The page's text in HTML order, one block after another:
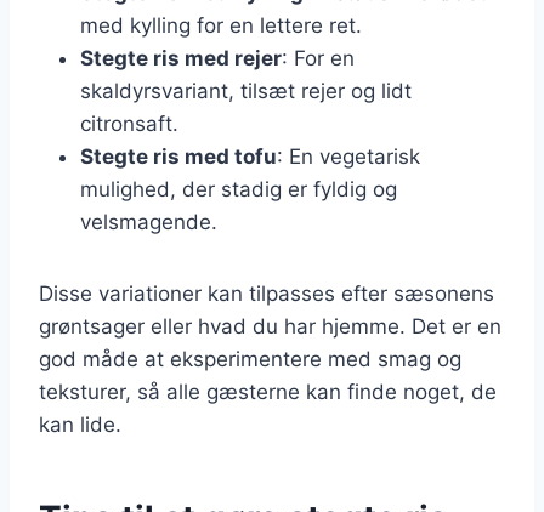
med kylling for en lettere ret.
Stegte ris med rejer: For en
skaldyrsvariant, tilsæt rejer og lidt
citronsaft.
Stegte ris med tofu: En vegetarisk
mulighed, der stadig er fyldig og
velsmagende.
Disse variationer kan tilpasses efter sæsonens
grøntsager eller hvad du har hjemme. Det er en
god måde at eksperimentere med smag og
teksturer, så alle gæsterne kan finde noget, de
kan lide.